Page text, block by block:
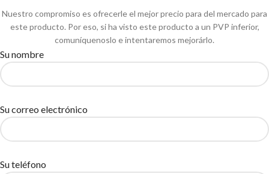
Nuestro compromiso es ofrecerle el mejor precio para del mercado para
este producto. Por eso, si ha visto este producto a un PVP inferior,
comuníquenoslo e intentaremos mejorárlo.
Su nombre
Su correo electrónico
Su teléfono